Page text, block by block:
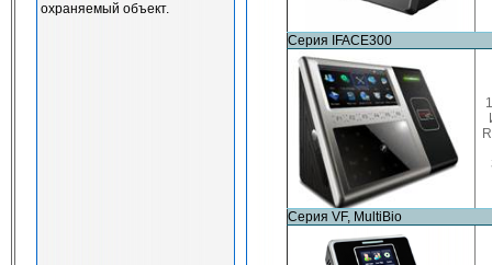
охраняемый объект.
Серия IFACE300
Серия VF, MultiBio